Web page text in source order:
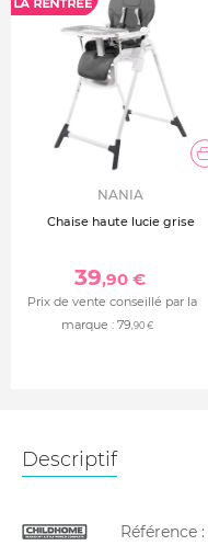
NANIA
Chaise haute lucie grise
39,90 €
Prix de vente conseillé par la
marque : 79 ,90 €
Descriptif
Référence :